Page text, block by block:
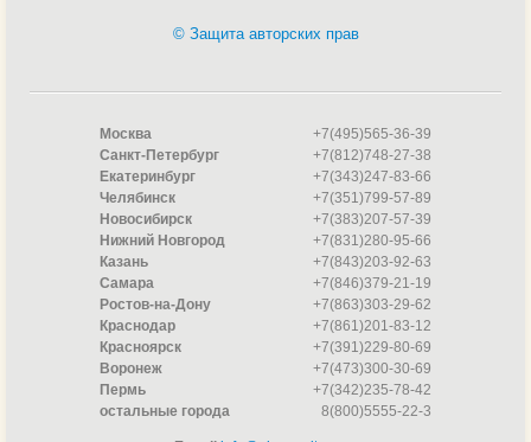
© Защита авторских прав
Москва
+7(495)565-36-39
Санкт-Петербург
+7(812)748-27-38
Екатеринбург
+7(343)247-83-66
Челябинск
+7(351)799-57-89
Новосибирск
+7(383)207-57-39
Нижний Новгород
+7(831)280-95-66
Казань
+7(843)203-92-63
Самара
+7(846)379-21-19
Ростов-на-Дону
+7(863)303-29-62
Краснодар
+7(861)201-83-12
Красноярск
+7(391)229-80-69
Воронеж
+7(473)300-30-69
Пермь
+7(342)235-78-42
остальные города
8(800)5555-22-3